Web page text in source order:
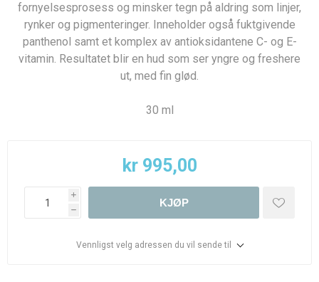
fornyelsesprosess og minsker tegn på aldring som linjer,
rynker og pigmenteringer. Inneholder også fuktgivende
panthenol samt et komplex av antioksidantene C- og E-
vitamin. Resultatet blir en hud som ser yngre og freshere
ut, med fin glød.
30 ml
kr 995,00
i
h
KJØP
Vennligst velg adressen du vil sende til